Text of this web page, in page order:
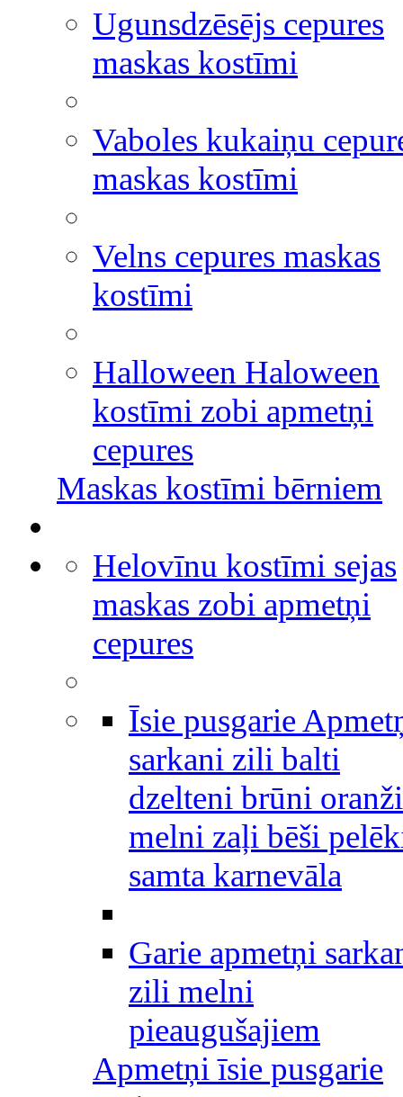
Ugunsdzēsējs cepures
maskas kostīmi
Vaboles kukaiņu
maskas kostīmi
Velns cepures maskas
kostīmi
Halloween Haloween
kostīmi zobi apmetņi
cepures
Maskas kostīmi bērniem
Helovīnu kostīmi sejas
maskas zobi apmetņi
cepures
Īsie pusgarie
sarkani zili balti
dzelteni brūni oranži
melni zaļi bēši
samta karnevāla
Garie apmetņi
zili melni
pieaugušajiem
Apmetņi īsie pusgarie